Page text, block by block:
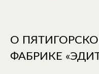
О
ФАБРИКЕ